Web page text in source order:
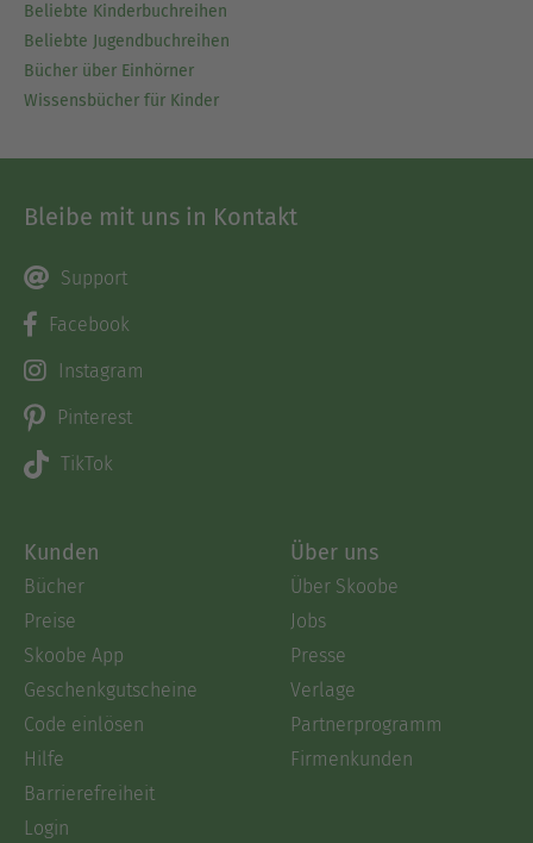
Beliebte Kinderbuchreihen
Beliebte Jugendbuchreihen
Bücher über Einhörner
Wissensbücher für Kinder
Bleibe mit uns in Kontakt
Support
Facebook
Instagram
Pinterest
TikTok
Kunden
Bücher
Preise
Skoobe App
Geschenkgutscheine
Code einlösen
Hilfe
Barrierefreiheit
Login
Über uns
Über Skoobe
Jobs
Presse
Verlage
Partnerprogramm
Firmenkunden